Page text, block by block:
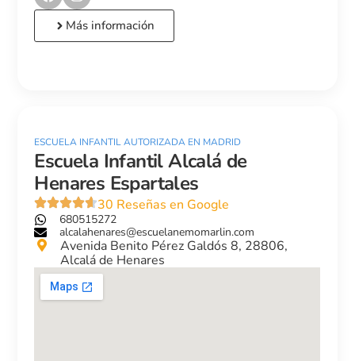
Más información
ESCUELA INFANTIL AUTORIZADA EN MADRID
Escuela Infantil Alcalá de
Henares Espartales
30 Reseñas en Google
680515272
alcalahenares@escuelanemomarlin.com
Avenida Benito Pérez Galdós 8, 28806,
Alcalá de Henares